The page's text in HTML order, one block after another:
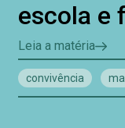
escola e
Leia a matéria
convivência